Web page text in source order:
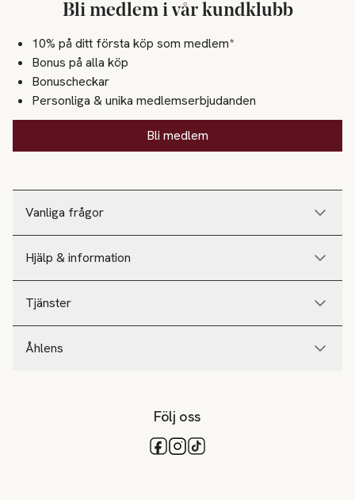
Vanliga frågor
Hjälp & information
Tjänster
Åhlens
Bli medlem i vår kundklubb
10% på ditt första köp som medlem*
Bonus på alla köp
Bonuscheckar
Personliga & unika medlemserbjudanden
Bli medlem
Följ oss